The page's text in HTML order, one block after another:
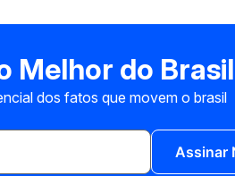
Melhor do Brasil
dos fatos que movem o brasil
Assinar